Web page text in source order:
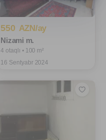
550 AZN/ay
Nizami m.
4 otaqlı ⦁ 100 m²
16 Sentyabr 2024